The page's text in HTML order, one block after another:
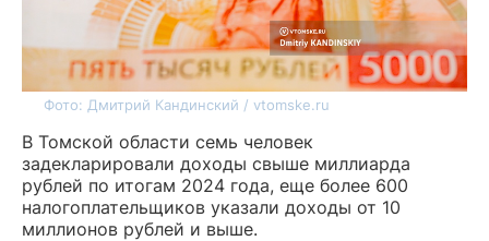
Фото: Дмитрий Кандинский / vtomske.ru
В Томской области семь человек
задекларировали доходы свыше миллиарда
рублей по итогам 2024 года, еще более 600
налогоплательщиков указали доходы от 10
миллионов рублей и выше.